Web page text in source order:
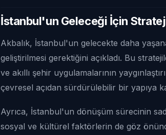
İstanbul'un Geleceği İçin
Akbalık, İstanbul'un gelecekte daha
geliştirilmesi gerektiğini açıkladı. Bu
ve akıllı şehir uygulamalarının
çevresel açıdan sürdürülebilir bir yapıya
Ayrıca, İstanbul'un dönüşüm sürecinin
sosyal ve kültürel faktörlerin de göz